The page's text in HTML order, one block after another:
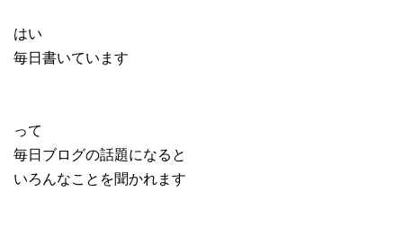
はい
毎日書いています
って
毎日ブログの話題になると
いろんなことを聞かれます